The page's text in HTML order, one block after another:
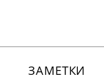
ЗАМЕТКИ